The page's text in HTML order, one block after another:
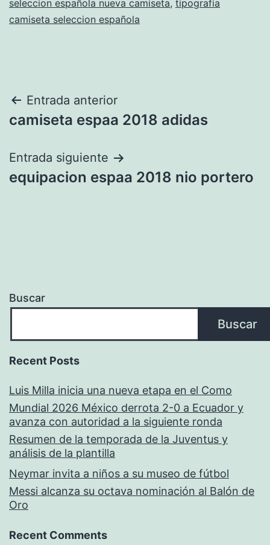
seleccion española nueva camiseta, tipografia
camiseta seleccion española
Navegación
de
entradas
Entrada anterior
camiseta espaa 2018 adidas
Entrada siguiente
equipacion espaa 2018 nio portero
Buscar
Buscar
Recent Posts
Luis Milla inicia una nueva etapa en el Como
Mundial 2026 México derrota 2-0 a Ecuador y
avanza con autoridad a la siguiente ronda
Resumen de la temporada de la Juventus y
análisis de la plantilla
Neymar invita a niños a su museo de fútbol
Messi alcanza su octava nominación al Balón de
Oro
Recent Comments